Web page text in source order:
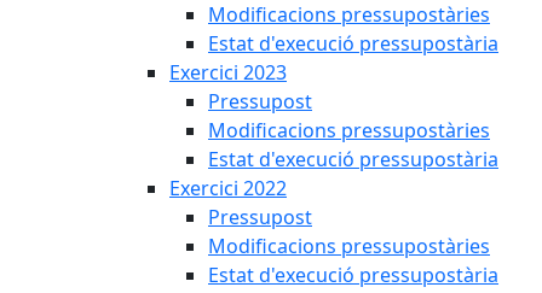
Modificacions pressupostàries
Estat d'execució pressupostària
Exercici 2023
Pressupost
Modificacions pressupostàries
Estat d'execució pressupostària
Exercici 2022
Pressupost
Modificacions pressupostàries
Estat d'execució pressupostària